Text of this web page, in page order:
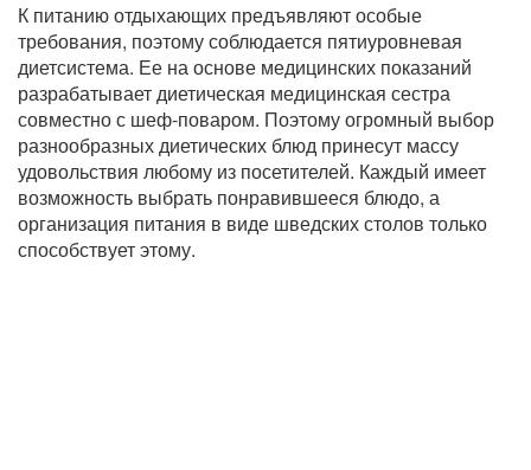
К питанию отдыхающих предъявляют особые
требования, поэтому соблюдается пятиуровневая
диетсистема. Ее на основе медицинских показаний
разрабатывает диетическая медицинская сестра
совместно с шеф-поваром. Поэтому огромный выбор
разнообразных диетических блюд принесут массу
удовольствия любому из посетителей. Каждый имеет
возможность выбрать понравившееся блюдо, а
организация питания в виде шведских столов только
способствует этому.